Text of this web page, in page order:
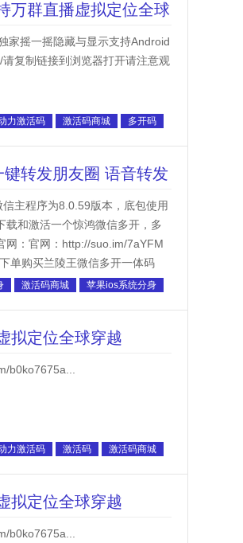
万群直播虚拟定位全球
家摇一摇隐藏与显示支持Android
复制链接到浏览器打开请注意观
力激活码 激活码商城 多开码
转发朋友圈 语音转发
款
主程序为8.0.59版本，底包使用
载和激活一个惊鸿微信多开，多
网：官网：http://suo.im/7aYFM
单购买兰陵王微信多开一体码
激活码商城 苹果ios系统分身
拟定位全球穿越
b0ko7675a...
力激活码 激活码 激活码商城
拟定位全球穿越
b0ko7675a...